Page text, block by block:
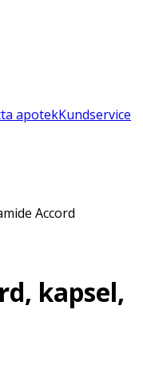
apotekKundservice
Accord
kapsel,